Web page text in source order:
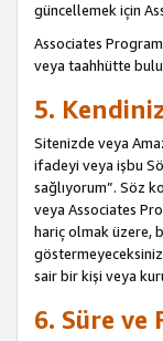
güncellemek için
Associates
veya taahhütte
5.
Sitenizde veya
ifadeyi veya işbu
sağlıyorum”. Söz
veya Associates
hariç olmak üzere,
göstermeyeceksiniz
sair bir kişi veya
6. Süre ve